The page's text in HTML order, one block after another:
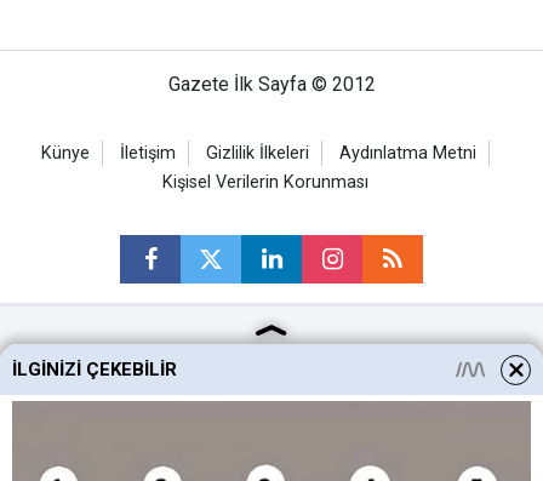
Gazete İlk Sayfa © 2012
Künye İletişim Gizlilik İlkeleri
Aydınlatma Metni
Kişisel Verilerin Korunması
Ankara Haberleri
Keçiören Haberleri
İLGINIZI ÇEKEBILIR